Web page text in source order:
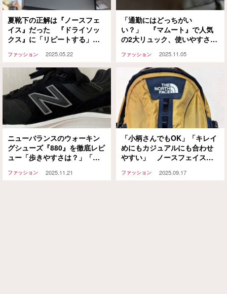
夏靴下の正解は『ノースフェ
イス』だった 『ドライソッ
クス』に「リピートする」「1
ファッション 2025.05.22
「通勤にはどっちがい
い？」 『マムート』で人気
の2大リュック、使いやすさを
ファッション 2025.11.05
ニューバランスのウォーキン
グシューズ『880』を徹底レビ
ュー「歩きやすさは？」「普
ファッション 2025.11.21
「小柄さんでもOK」「キレイ
めにもカジュアルにも合わせ
やすい」 ノースフェイスの
ラショット』を徹底レビュー
ファッション 2025.09.17